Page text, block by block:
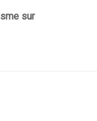
sur